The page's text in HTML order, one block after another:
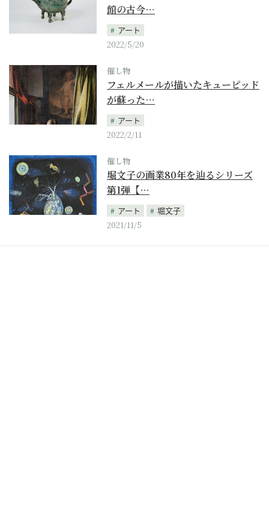
館の古今…
アート
2022/5/20
催し物
フェルメールが描いたキューピッド
が蘇った…
アート
2022/2/11
催し物
堀文子の画業80年を辿るシリーズ
第1弾【…
アート
堀文子
2021/11/5